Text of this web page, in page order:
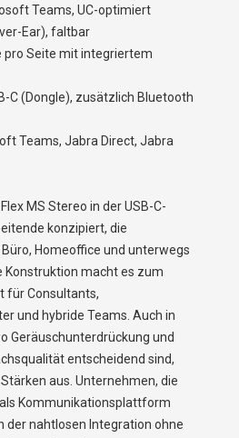
Teams, UC-optimiert
Ear), faltbar
pro Seite mit integriertem
C (Dongle), zusätzlich Bluetooth
Teams, Jabra Direct, Jabra
MS Stereo in der USB-C-
konzipiert, die
Homeoffice und unterwegs
Konstruktion macht es zum
für Consultants,
und hybride Teams. Auch in
Geräuschunterdrückung und
entscheidend sind,
aus. Unternehmen, die
Kommunikationsplattform
der nahtlosen Integration ohne